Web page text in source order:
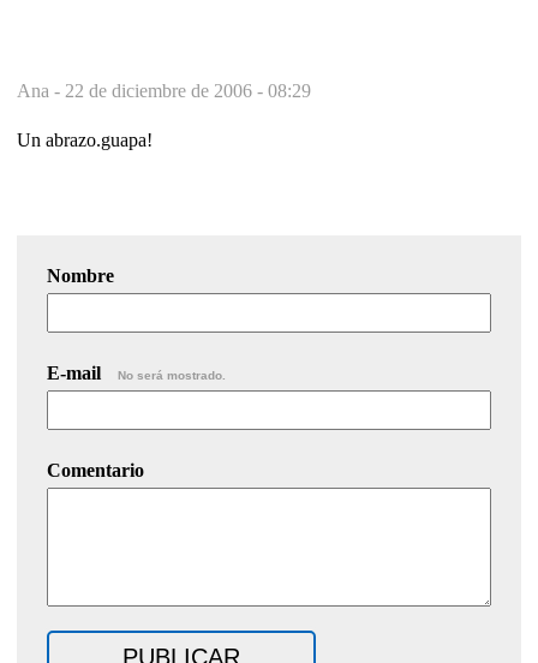
Ana - 22 de diciembre de 2006 - 08:29
Un abrazo.guapa!
Nombre
E-mail No será mostrado.
Comentario